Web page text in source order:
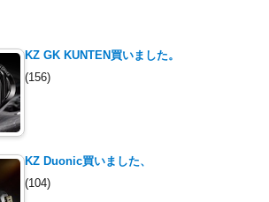
KZ GK KUNTEN買いました。
(156)
KZ Duonic買いました、
(104)